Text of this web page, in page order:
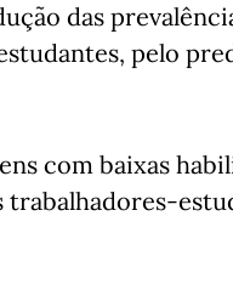
das
pelo
com baixas
trabalhadores-